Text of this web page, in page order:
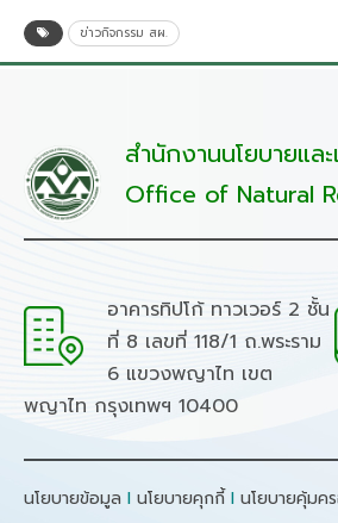
ข่าวกิจกรรม สผ.
สำนักงานนโยบายแล
Office of Natural
อาคารทิปโก้ ทาวเวอร์ 2 ชั้น
ที่ 8 เลขที่ 118/1 ถ.พระราม
6 แขวงพญาไท เขต
พญาไท กรุงเทพฯ 10400
นโยบายข้อมูล I นโยบายคุกกี้ I นโยบายคุ้มค